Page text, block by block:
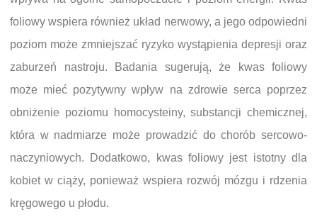
foliowy wspiera również układ nerwowy, a jego odpowiedni
poziom może zmniejszać ryzyko wystąpienia depresji oraz
zaburzeń nastroju. Badania sugerują, że kwas foliowy
może mieć pozytywny wpływ na zdrowie serca poprzez
obniżenie poziomu homocysteiny, substancji chemicznej,
która w nadmiarze może prowadzić do chorób sercowo-
naczyniowych. Dodatkowo, kwas foliowy jest istotny dla
kobiet w ciąży, ponieważ wspiera rozwój mózgu i rdzenia
kręgowego u płodu.